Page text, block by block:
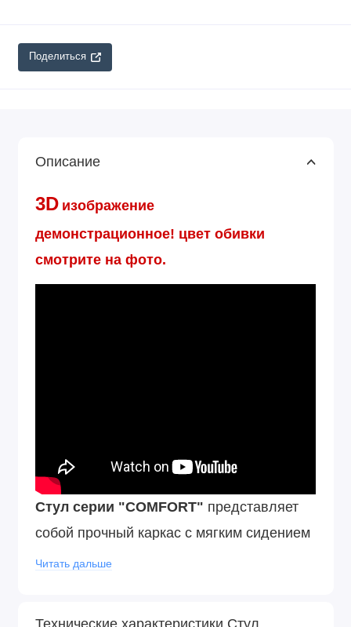
Поделиться
Описание
3D изображение
демонстрационное! цвет обивки
смотрите на фото.
Стул серии "COMFORT" представляет
собой прочный каркас с мягким сидением
и спинкой. Пластиковые подпятники на
Читать дальше